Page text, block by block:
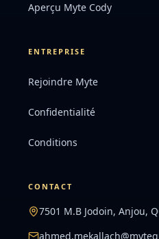
Aperçu Myte Cody
ENTREPRISE
Rejoindre Myte
Confidentialité
Conditions
CONTACT
7501 M.B Jodoin, Anjou,